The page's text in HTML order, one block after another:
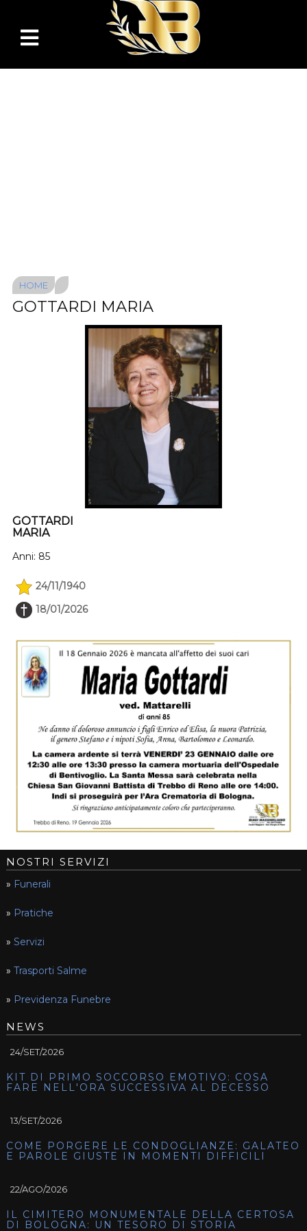
HOME
GOTTARDI MARIA
GOTTARDI
MARIA
Anni: 85
24/11/1940
18/01/2026
NOSTRI SERVIZI
» Funerali
» Pratiche
» Servizi
» Trasporti Salme
» Previdenza Funebre
NEWS
24/SET/2026
KIT DI PRIMO SOCCORSO EMOTIVO: COSA
FARE NELL'ORA SUCCESSIVA AL DECESSO
13/SET/2026
COME PORGERE LE CONDOGLIANZE: GALATEO
E PAROLE GIUSTE IN MOMENTI DIFFICILI
22/AGO/2026
IL CIMITERO MONUMENTALE DELLA CERTOSA
DI BOLOGNA: UN TESORO DI STORIA